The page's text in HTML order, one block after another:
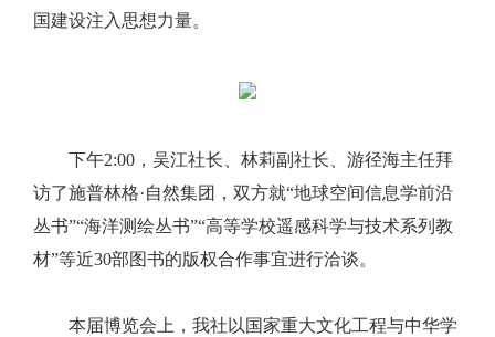
国建设注入思想力量。
下午2:00，吴江社长、林莉副社长、游径海主任拜
访了施普林格·自然集团，双方就“地球空间信息学前沿
丛书”“海洋测绘丛书”“高等学校遥感科学与技术系列教
材”等近30部图书的版权合作事宜进行洽谈。
本届博览会上，我社以国家重大文化工程与中华学